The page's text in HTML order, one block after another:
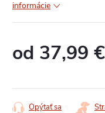
informácie
od 37,99 €
Opýtať sa